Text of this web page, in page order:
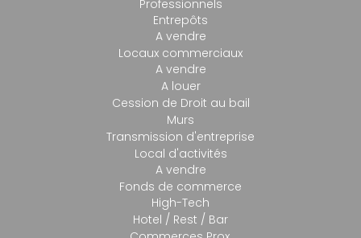
Professionnels
Entrepôts
A vendre
Locaux commerciaux
A vendre
A louer
Cession de Droit au bail
Murs
Transmission d'entreprise
Local d'activités
A vendre
Fonds de commerce
High-Tech
Hotel / Rest / Bar